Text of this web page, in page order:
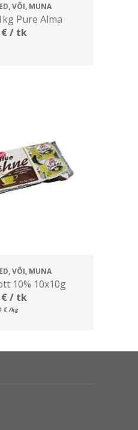
VÕI, MUNA
Pure Alma
€/ tk
VÕI, MUNA
10% 10x10g
€/ tk
€ /kg